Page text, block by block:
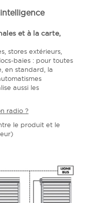
et à la carte,
stores extérieurs,
baies : pour toutes
en standard, la
aussi les
radio ?
le produit et le